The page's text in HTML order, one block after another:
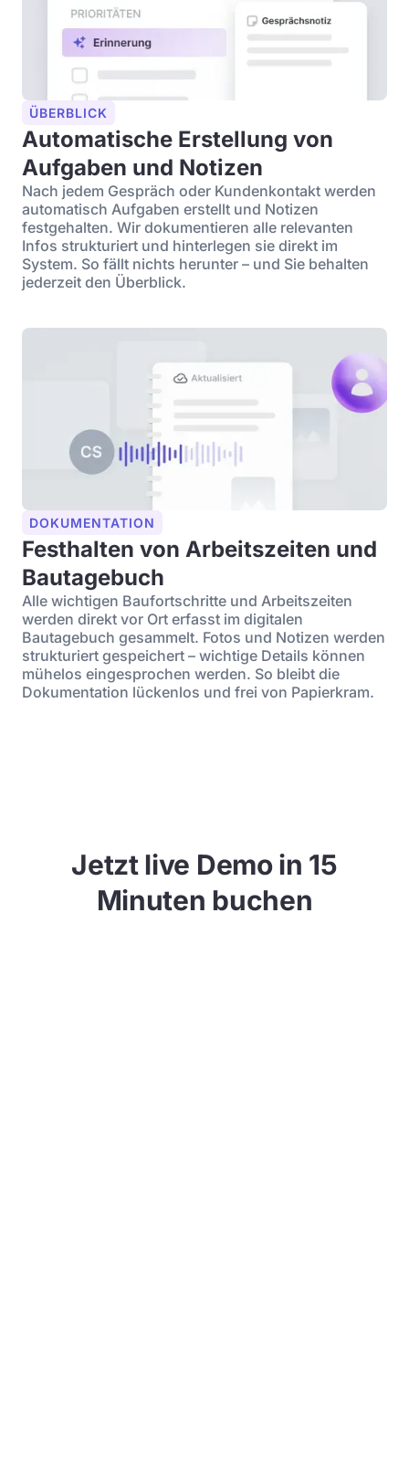
ÜBERBLICK
Automatische Erstellung von
Aufgaben und Notizen
Nach jedem Gespräch oder Kundenkontakt werden
automatisch Aufgaben erstellt und Notizen
festgehalten. Wir dokumentieren alle relevanten
Infos strukturiert und hinterlegen sie direkt im
System. So fällt nichts herunter – und Sie behalten
jederzeit den Überblick.
DOKUMENTATION
Festhalten von Arbeitszeiten und
Bautagebuch
Alle wichtigen Baufortschritte und Arbeitszeiten
werden direkt vor Ort erfasst im digitalen
Bautagebuch gesammelt. Fotos und Notizen werden
strukturiert gespeichert – wichtige Details können
mühelos eingesprochen werden. So bleibt die
Dokumentation lückenlos und frei von Papierkram.
Jetzt live Demo in 15
Minuten buchen